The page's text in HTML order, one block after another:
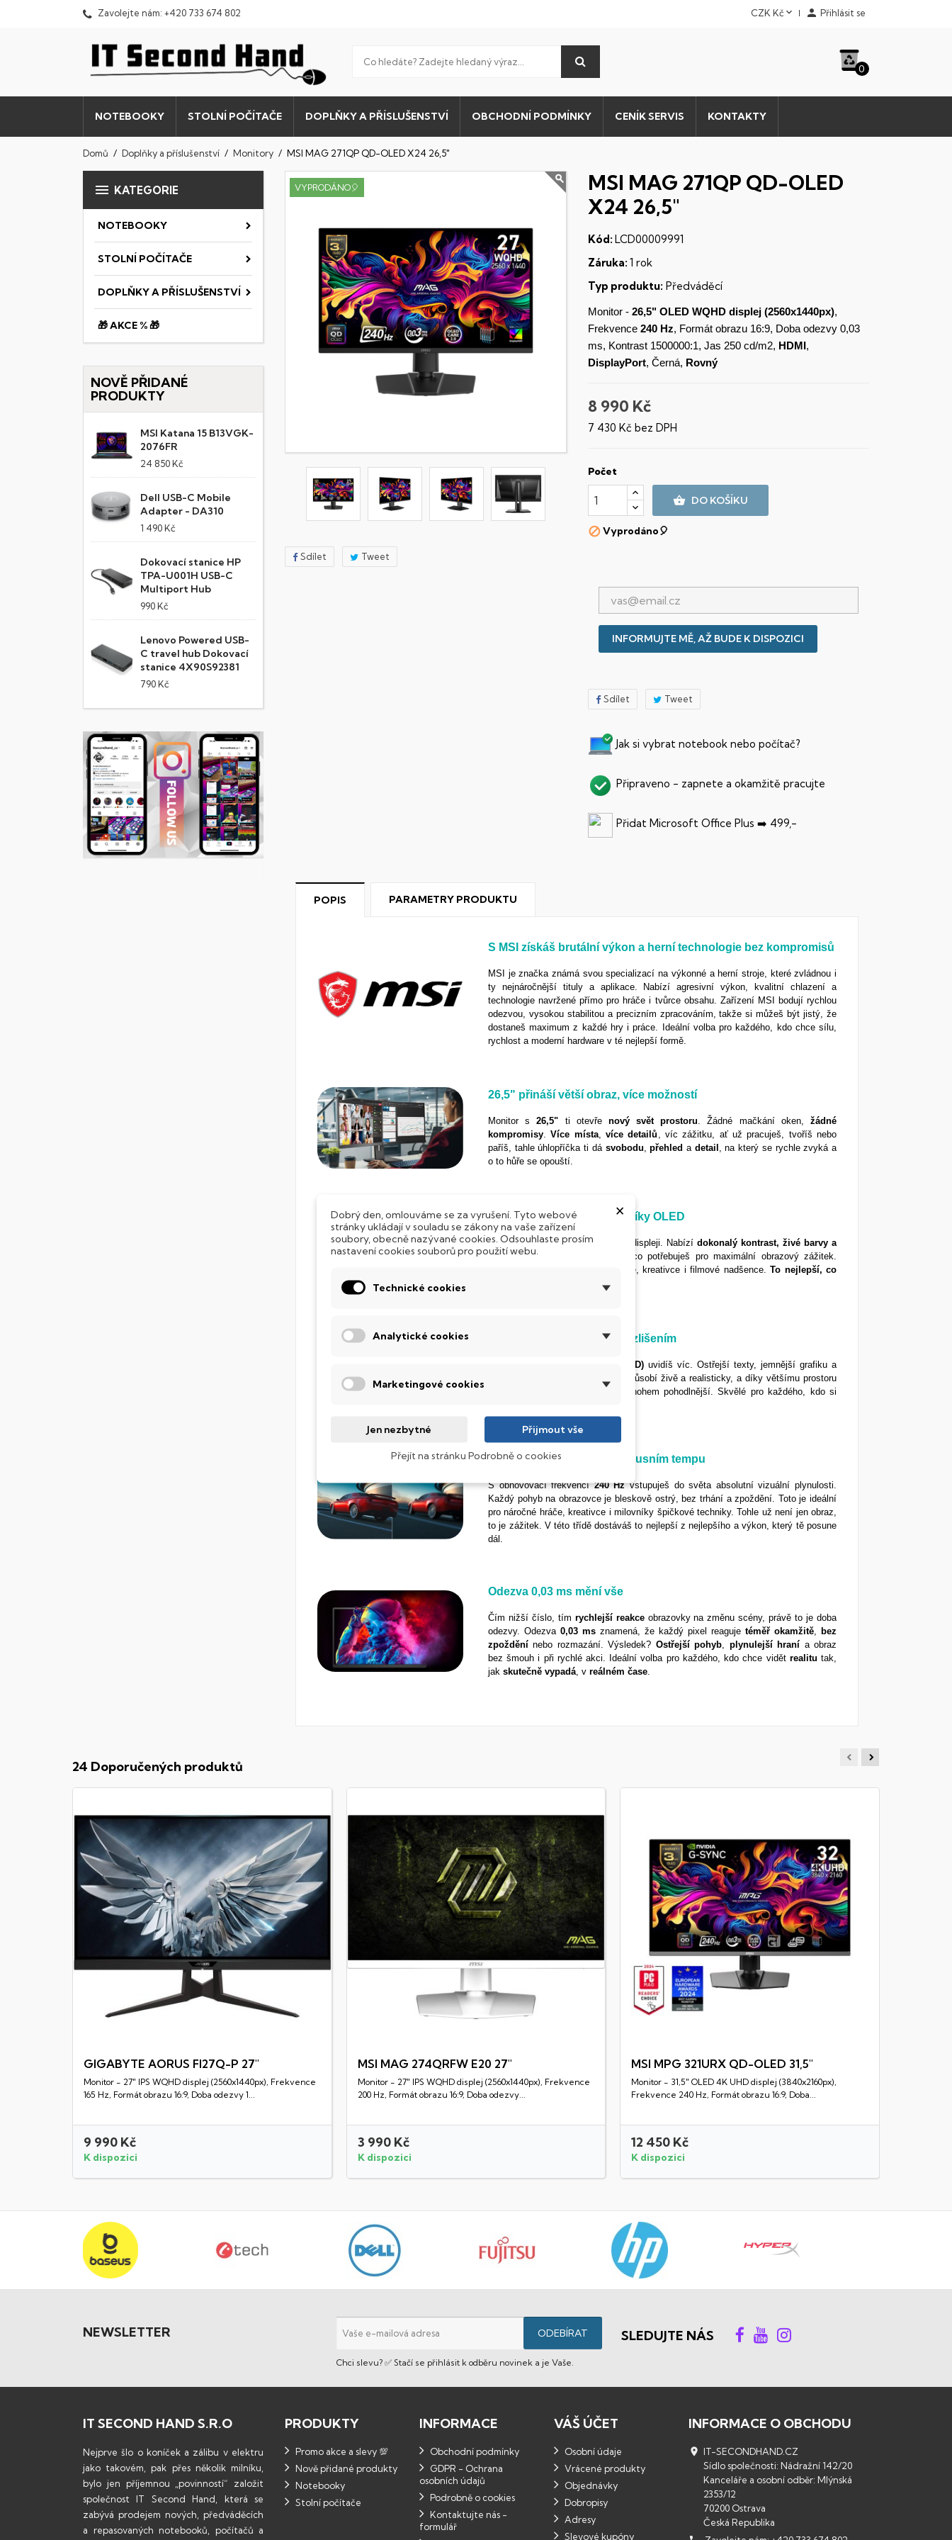
Zavolejte nám: +420 733 674 802 CZK Kč  Přihlásit se
0
NOTEBOOKY STOLNÍ POČÍTAČE DOPLŇKY A PŘÍSLUŠENSTVÍ OBCHODNÍ PODMÍNKY CENÍK SERVIS KONTAKTY
Domů Doplňky a příslušenství Monitory MSI MAG 271QP QD-OLED X24 26,5"
 KATEGORIE
NOTEBOOKY
STOLNÍ POČÍTAČE
DOPLŇKY A PŘÍSLUŠENSTVÍ
🎁 AKCE % 🎁
NOVĚ PŘIDANÉ
PRODUKTY
MSI Katana 15 B13VGK-
2076FR
24 850 Kč
Dell USB-C Mobile
Adapter - DA310
1 490 Kč
Dokovací stanice HP
TPA-U001H USB-C
Multiport Hub
990 Kč
Lenovo Powered USB-
C travel hub Dokovací
stanice 4X90S92381
790 Kč
VYPRODÁNO🎈
Sdílet Tweet
MSI MAG 271QP QD-OLED
X24 26,5"
Kód: LCD00009991
Záruka: 1 rok
Typ produktu: Předváděcí
Monitor - 26,5" OLED WQHDdisplej (2560x1440px),
Frekvence 240 Hz, Formát obrazu 16:9, Doba odezvy 0,03
ms, Kontrast 1500000:1, Jas 250 cd/m2, HDMI ,
DisplayPort, Černá, Rovný
8 990 Kč
7 430 Kč bez DPH
Počet
 DO KOŠÍKU
Vyprodáno🎈
INFORMUJTE MĚ, AŽ BUDE K DISPOZICI
Sdílet Tweet
Jak si vybrat notebook nebo počítač?
Připraveno - zapnete a okamžitě pracujte
Přidat Microsoft Office Plus ➡️ 499,-
POPIS PARAMETRY PRODUKTU
S MSI získáš brutální výkon a herní technologie bez kompromisů
MSI je značka známá svou specializací na výkonné a herní stroje, které zvládnou i
ty nejnáročnější tituly a aplikace. Nabízí agresivní výkon, kvalitní chlazení a
technologie navržené přímo pro hráče i tvůrce obsahu. Zařízení MSI bodují rychlou
odezvou, vysokou stabilitou a precizním zpracováním, takže si můžeš být jistý, že
dostaneš maximum z každé hry i práce. Ideální volba pro každého, kdo chce sílu,
rychlost a moderní hardware v té nejlepší formě.
26,5" přináší větší obraz, více možností
Monitor s26,5" ti otevře nový svět prostoru . Žádné mačkání oken,žádné
kompromisy .Více místa,více detailů , víc zážitku, ať už pracuješ, tvoříš nebo
paříš, tahle úhlopříčka ti dá svobodu ,přehled a detail , na který se rychle zvyká a
o to hůře se opouští.
Nejvyšší obrazová kvalita díky OLED
OLED technologie je králem mezi displeji. Nabízí dokonalý kontrast, živé barvy a
bleskovou odezvu
, prostě vše, co potřebuješ pro maximální obrazový zážitek.
Skvělá volba pro náročné uživatele, kreativce i filmové nadšence.To nejlepší, co
Ještě více detailů s QHD rozlišením
2560 × 1440 px (QHD) uvidíš víc. Ostřejší texty, jemnější grafiku a
bohatší barevné přechody. Obraz působí živě a realisticky, a díky většímu prostoru
na ploše je práce s více okny mnohem pohodlnější. Skvělé pro každého, kdo si
Elitní plynulost 240 Hz v luxusním tempu
S obnovovací frekvencí240 Hzvstupuješ do světa absolutní vizuální plynulosti.
Každý pohyb na obrazovce je bleskově ostrý, bez trhání a zpoždění. Toto je ideální
pro náročné hráče, kreativce i milovníky špičkové techniky. Tohle už není jen obraz,
to je zážitek. V této třídě dostáváš to nejlepší z nejlepšího a výkon, který tě posune
dál.
Odezva 0,03 ms mění vše
Čím nižší číslo, tím rychlejší reakceobrazovky na změnu scény, právě to je doba
odezvy. Odezva 0,03 ms znamená, že každý pixel reaguje téměř okamžitě
bez
zpoždění nebo rozmazání. Výsledek? Ostřejší pohyb plynulejší hraní a obraz
bez šmouh i při rychlé akci. Ideální volba pro každého, kdo chce vidět realitu tak,
jak skutečně vypadá , v reálném čase
24 Doporučených produktů
Rychlý náhled
GIGABYTE AORUS FI27Q-P 27"
Monitor - 27" IPS WQHD displej (2560x1440px), Frekvence
165 Hz, Formát obrazu 16:9, Doba odezvy 1...
9 990 Kč
K dispozici
Rychlý náhled
MSI MAG 274QRFW E20 27"
Monitor - 27" IPS WQHD displej (2560x1440px), Frekvence
200 Hz, Formát obrazu 16:9, Doba odezvy...
3 990 Kč
K dispozici
Rychlý náhled
MSI MPG 321URX QD-OLED 31,5"
Monitor - 31,5" OLED 4K UHD displej (3840x2160px),
Frekvence 240 Hz, Formát obrazu 16:9, Doba...
12 450 Kč
K dispozici
NEWSLETTER
Chci slevu? ✅ Stačí se přihlásit k odběru novinek a je Vaše.
SLEDUJTE NÁS
IT SECOND HAND S.R.O
Nejprve šlo o koníček a zálibu v elektru
jako takovém, pak přes několik milníku,
bylo jen příjemnou „povinností“ založit
společnost IT Second Hand, která se
zabývá prodejem nových, předváděcích
a repasovaných notebooků, počítačů a
PRODUKTY
Promo akce a slevy 💯
Nově přidané produkty
Notebooky
Stolní počítače
INFORMACE
Obchodní podmínky
GDPR - Ochrana
osobních údajů
Podrobně o cookies
Kontaktujte nás -
formulář
VÁŠ ÚČET
Osobní údaje
Vrácené produkty
Objednávky
Dobropisy
Adresy
Slevové kupóny
INFORMACE O OBCHODU
 IT-SECONDHAND.CZ
Sídlo společnosti: Nádražní 142/20
Kanceláře a osobní odběr: Mlýnská
2353/12
70200 Ostrava
Česká Republika
×
Dobrý den, omlouváme se za vyrušení. Tyto webové
stránky ukládají v souladu se zákony na vaše zařízení
soubory, obecně nazývané cookies. Odsouhlaste prosím
nastavení cookies souborů pro použití webu.
Technické cookies
Analytické cookies
Marketingové cookies
Jen nezbytné Přijmout vše
Přejít na stránku Podrobně o cookies